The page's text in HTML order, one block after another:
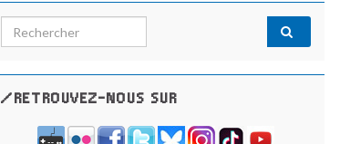
Search for:
/RETROUVEZ-NOUS SUR